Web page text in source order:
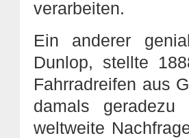
verarbeiten.
Ein anderer
Dunlop, stellte
Fahrradreifen aus
damals
weltweite